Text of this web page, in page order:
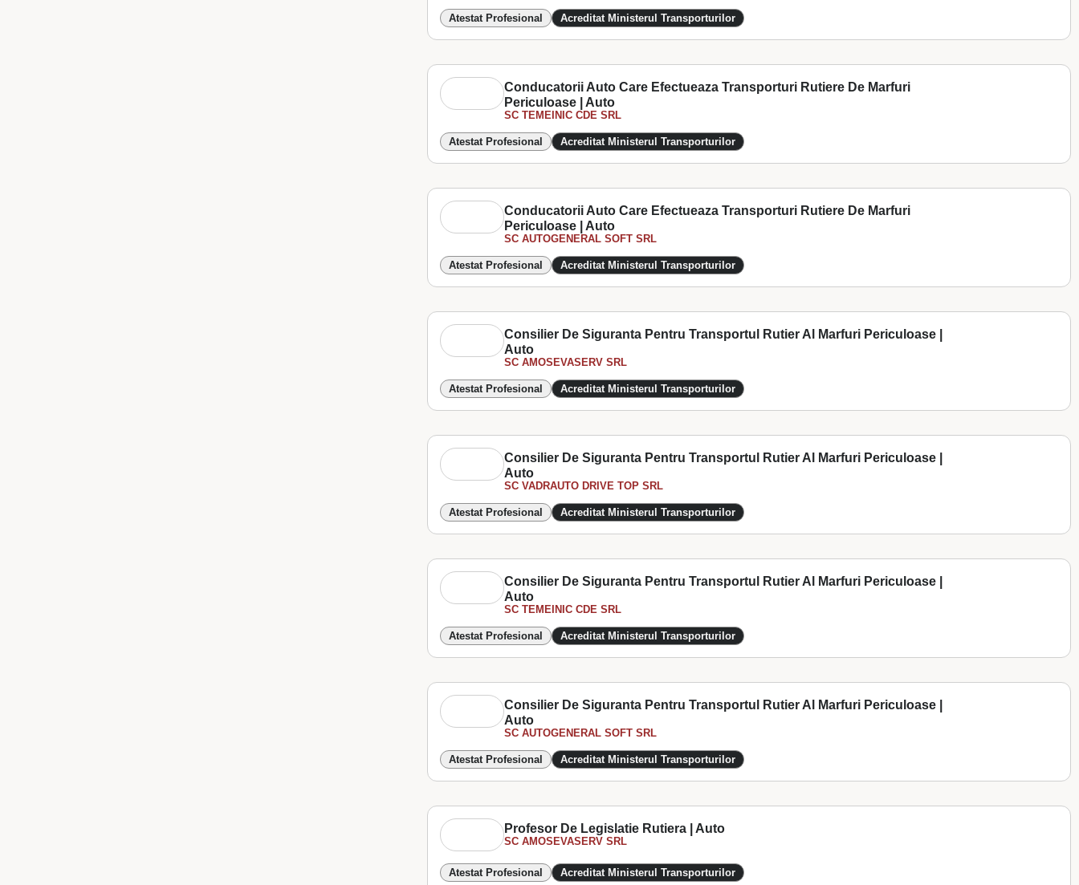
Atestat Profesional Acreditat Ministerul Transporturilor
Conducatorii Auto Care Efectueaza Transporturi Rutiere De Marfuri
Periculoase | Auto
SC TEMEINIC CDE SRL
Atestat Profesional Acreditat Ministerul Transporturilor
Conducatorii Auto Care Efectueaza Transporturi Rutiere De Marfuri
Periculoase | Auto
SC AUTOGENERAL SOFT SRL
Atestat Profesional Acreditat Ministerul Transporturilor
Consilier De Siguranta Pentru Transportul Rutier Al Marfuri Periculoase |
Auto
SC AMOSEVASERV SRL
Atestat Profesional Acreditat Ministerul Transporturilor
Consilier De Siguranta Pentru Transportul Rutier Al Marfuri Periculoase |
Auto
SC VADRAUTO DRIVE TOP SRL
Atestat Profesional Acreditat Ministerul Transporturilor
Consilier De Siguranta Pentru Transportul Rutier Al Marfuri Periculoase |
Auto
SC TEMEINIC CDE SRL
Atestat Profesional Acreditat Ministerul Transporturilor
Consilier De Siguranta Pentru Transportul Rutier Al Marfuri Periculoase |
Auto
SC AUTOGENERAL SOFT SRL
Atestat Profesional Acreditat Ministerul Transporturilor
Profesor De Legislatie Rutiera | Auto
SC AMOSEVASERV SRL
Atestat Profesional Acreditat Ministerul Transporturilor